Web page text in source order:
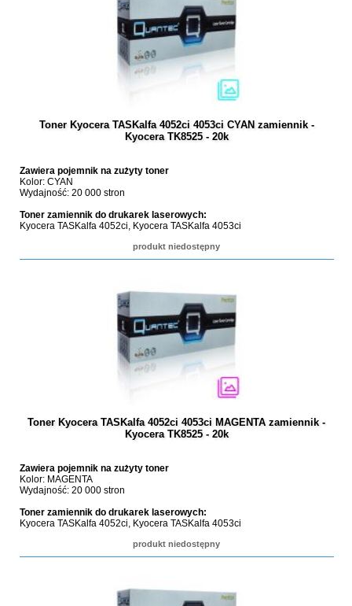
Toner Kyocera TASKalfa 4052ci 4053ci CYAN zamiennik -
Kyocera TK8525 - 20k
Zawiera pojemnik na zużyty toner
Kolor: CYAN
Wydajność: 20 000 stron
Toner zamiennik do drukarek laserowych:
Kyocera TASKalfa 4052ci, Kyocera TASKalfa 4053ci
produkt niedostępny
Toner Kyocera TASKalfa 4052ci 4053ci MAGENTA zamiennik -
Kyocera TK8525 - 20k
Zawiera pojemnik na zużyty toner
Kolor: MAGENTA
Wydajność: 20 000 stron
Toner zamiennik do drukarek laserowych:
Kyocera TASKalfa 4052ci, Kyocera TASKalfa 4053ci
produkt niedostępny